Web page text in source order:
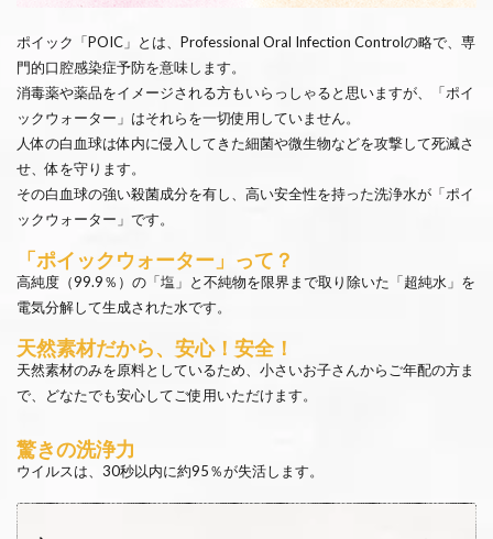
ポイック「POIC」とは、Professional Oral Infection Controlの略で、専
門的口腔感染症予防を意味します。
消毒薬や薬品をイメージされる方もいらっしゃると思いますが、「ポイ
ックウォーター」はそれらを一切使用していません。
人体の白血球は体内に侵入してきた細菌や微生物などを攻撃して死滅さ
せ、体を守ります。
その白血球の強い殺菌成分を有し、高い安全性を持った洗浄水が「ポイ
ックウォーター」です。
「ポイックウォーター」って？
高純度（99.9％）の「塩」と不純物を限界まで取り除いた「超純水」を
電気分解して生成された水です。
天然素材だから、安心！安全！
天然素材のみを原料としているため、小さいお子さんからご年配の方ま
で、どなたでも安心してご使用いただけます。
驚きの洗浄力
ウイルスは、30秒以内に約95％が失活します。